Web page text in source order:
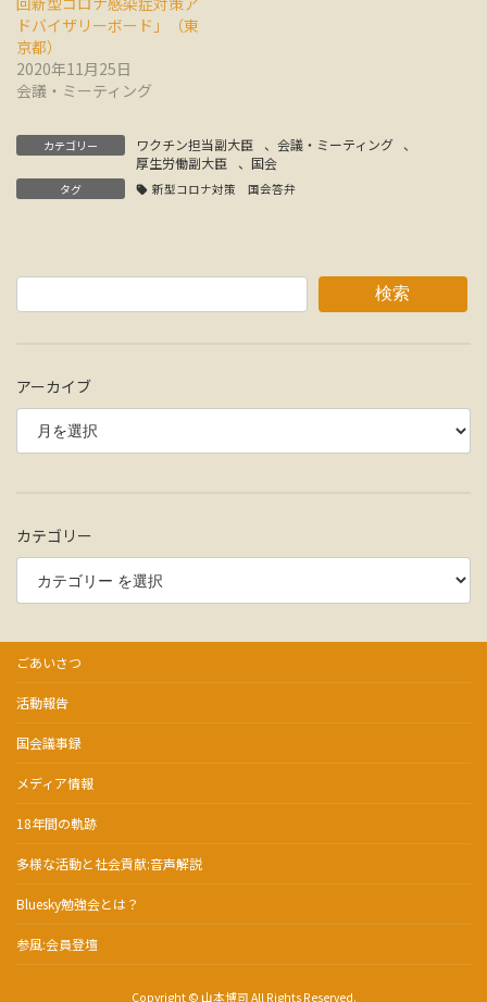
ドバイザリーボード」（東
京都）
2020年11月25日
会議・ミーティング
カテゴリー ワクチン担当副大臣 、 会議・ミーティング
、
厚生労働副大臣
、 国会
タグ 新型コロナ対策 国会答弁
検索
アーカイブ
カテゴリー
ごあいさつ
活動報告
国会議事録
メディア情報
18年間の軌跡
多様な活動と社会貢献:音声解説
Bluesky勉強会とは？
参風:会員登壇
Copyright © 山本博司 All Rights Reserved.